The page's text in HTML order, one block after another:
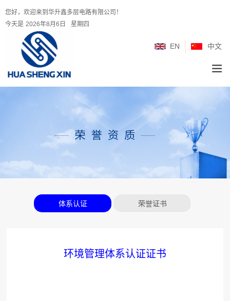
您好，欢迎来到华升鑫多层电路有限公司！
今天是 2026年8月6日 星期四
中文
EN
体系认证 荣誉证书
环境管理体系认证证书